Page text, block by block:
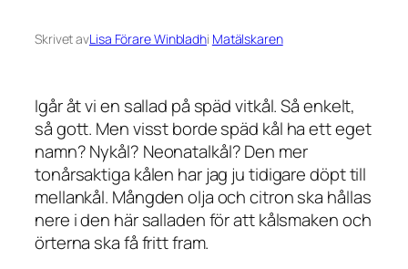
Skrivet avLisa Förare Winbladhi Matälskaren
Igår åt vi en sallad på späd vitkål. Så enkelt,
så gott. Men visst borde späd kål ha ett eget
namn? Nykål? Neonatalkål? Den mer
tonårsaktiga kålen har jag ju tidigare döpt till
mellankål. Mångden olja och citron ska hållas
nere i den här salladen för att kålsmaken och
örterna ska få fritt fram.